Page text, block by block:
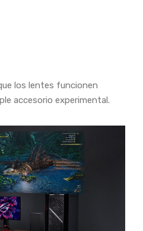
los lentes funcionen
accesorio experimental.